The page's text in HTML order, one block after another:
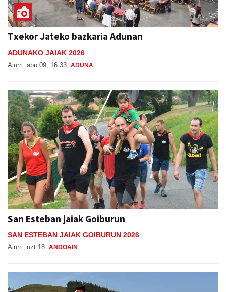
Txekor Jateko bazkaria Adunan
ADUNAKO JAIAK 2026
Aiurri abu 09, 16:33 ADUNA
San Esteban jaiak Goiburun
SAN ESTEBAN JAIAK GOIBURUN 2026
Aiurri uzt 18 ANDOAIN